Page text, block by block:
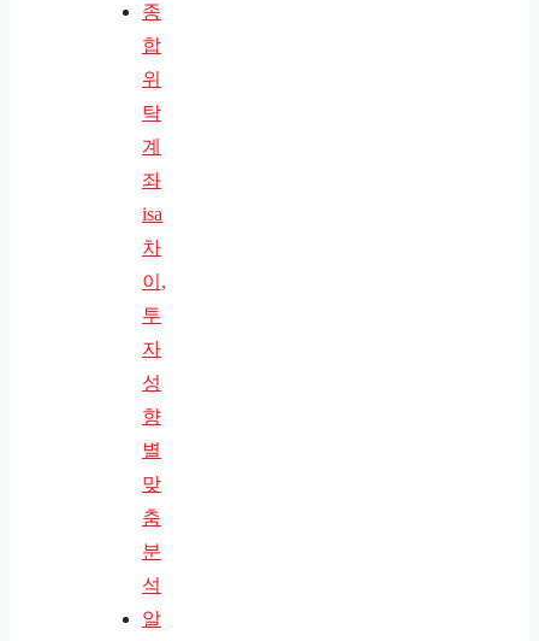
종
합
위
탁
계
좌
isa
차
이,
투
자
성
향
별
맞
춤
분
석
알